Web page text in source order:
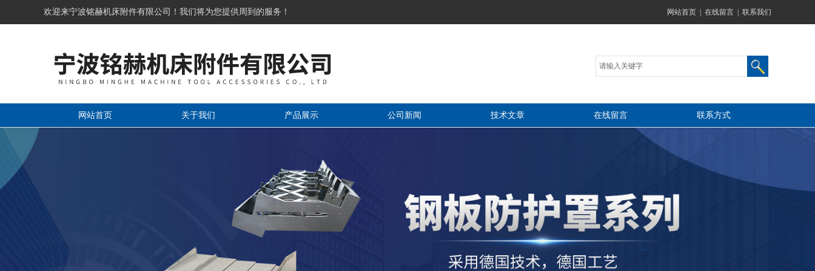
欢迎来宁波铭赫机床附件有限公司！我们将为您提供周到的服务！ 网站首页 在线留言 联系我们
网站首页 关于我们 产品展示 公司新闻 技术文章 在线留言 联系方式